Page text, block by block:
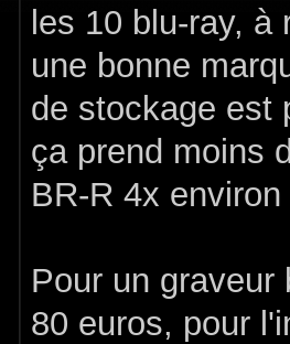
les 10 blu-ray,
une bonne
de stockage est
ça prend moins
BR-R 4x
Pour un
80 euros, pour